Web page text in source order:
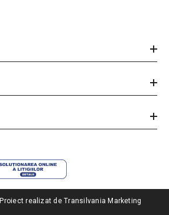
Proiect realizat de Transilvania Marketing